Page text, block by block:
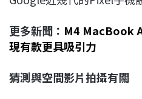
更多新聞： M4 MacBook
現有款更具吸引力
猜測與空間影片拍攝有關